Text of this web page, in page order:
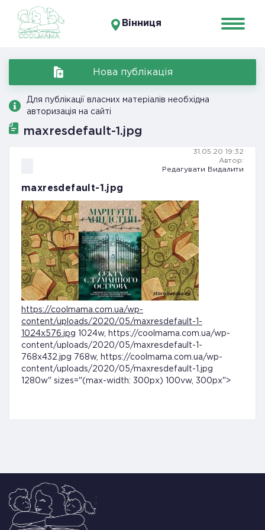
Вінниця
Нова публікація
Для публікації власних матеріалів необхідна
авторизація на сайті
maxresdefault-1.jpg
31.05.20 19:32
Автор:
Редагувати
Видалити
maxresdefault-1.jpg
https://coolmama.com.ua/wp-
content/uploads/2020/05/maxresdefault-1-
1024x576.jpg 1024w, https://coolmama.com.ua/wp-
content/uploads/2020/05/maxresdefault-1-
768x432.jpg 768w, https://coolmama.com.ua/wp-
content/uploads/2020/05/maxresdefault-1.jpg
1280w" sizes="(max-width: 300px) 100vw, 300px">